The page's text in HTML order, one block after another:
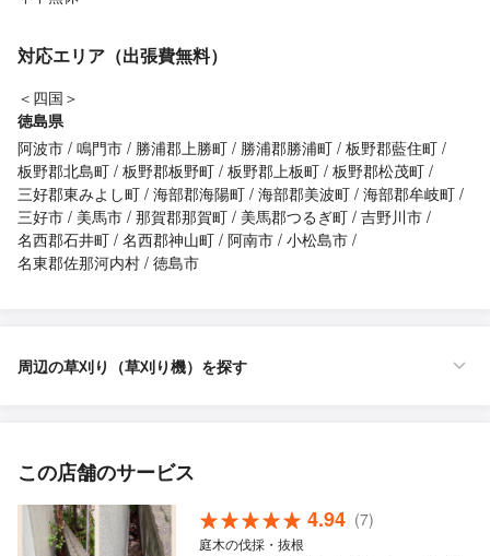
対応エリア（出張費無料）
＜四国＞
徳島県
阿波市 鳴門市 勝浦郡上勝町 勝浦郡勝浦町 板野郡藍住町
板野郡北島町 板野郡板野町 板野郡上板町 板野郡松茂町
三好郡東みよし町 海部郡海陽町 海部郡美波町 海部郡牟岐町
三好市
美馬市 那賀郡那賀町 美馬郡つるぎ町 吉野川市
名西郡石井町 名西郡神山町 阿南市 小松島市
名東郡佐那河内村 徳島市
周辺の草刈り（草刈り機）を探す
この店舗のサービス
4.94 (7)
庭木の伐採・抜根